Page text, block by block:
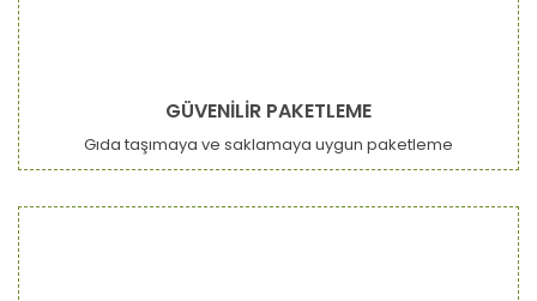
GÜVENİLİR PAKETLEME
Gıda taşımaya ve saklamaya uygun paketleme